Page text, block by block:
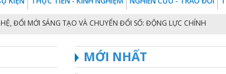
MỚI SÁNG TẠO VÀ CHUYỂN ĐỔI SỐ: ĐỘNG LỰC CHÍNH CHO MÔ
MỚI NHẤT